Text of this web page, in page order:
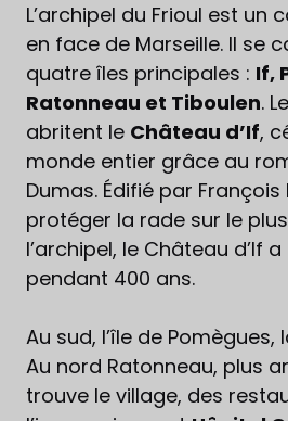
L’archipel du Frioul est un
en face de Marseille. Il se
quatre îles principales : If,
Ratonneau et Tiboulen.
abritent le Château d’If,
monde entier grâce au
Dumas. Édifié par François
protéger la rade sur le
l’archipel, le Château d’If
pendant 400 ans.
Au sud, l’île de
Au nord Ratonneau, plus
trouve le village, des